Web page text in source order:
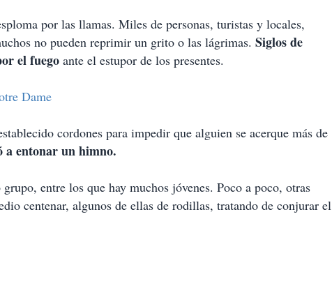
por las llamas. Miles de personas, turistas y locales,
no pueden reprimir un grito o las lágrimas. Siglos de
el fuego ante el estupor de los presentes.
Dame
cordones para impedir que alguien se acerque más de
a entonar un himno.
entre los que hay muchos jóvenes. Poco a poco, otras
centenar, algunos de ellas de rodillas, tratando de conjurar el